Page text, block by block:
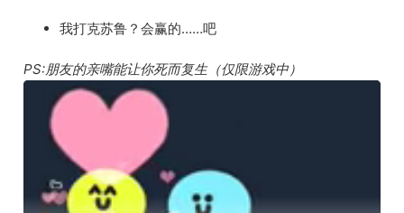
我打克苏鲁？会赢的……吧
PS:朋友的亲嘴能让你死而复生（仅限游戏中）